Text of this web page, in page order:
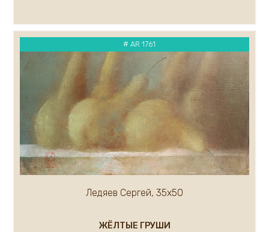
Малькова Ольга
Маслов Анатолий
Маргарян Артур
Мельникова Евгения
Мельников Андрей
Миронов Геннадий
Митин Дмитрий
Миф Роберт
Михалев Николай
Миханков Сергей
# AR 1761
Ледяев Сергей, 35х50
ЖЁЛТЫЕ ГРУШИ